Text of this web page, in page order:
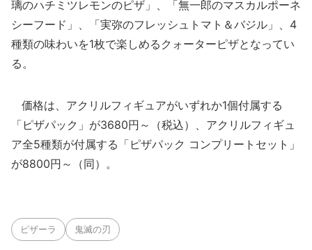
璃のハチミツレモンのピザ」、「無一郎のマスカルポーネ
シーフード」、「実弥のフレッシュトマト＆バジル」、4
種類の味わいを1枚で楽しめるクォーターピザとなってい
る。
価格は、アクリルフィギュアがいずれか1個付属する
「ピザパック」が3680円～（税込）、アクリルフィギュ
ア全5種類が付属する「ピザパック コンプリートセット」
が8800円～（同）。
ピザーラ 鬼滅の刃